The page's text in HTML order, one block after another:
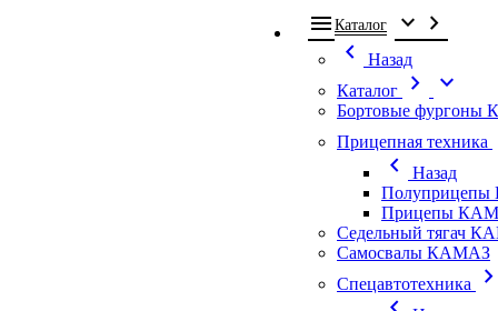
menu Каталог expand_more chevron_right
chevron_left
Назад
Каталог
chevron_right expand_more
Бортовые
Прицепная техника
chevron_left
Назад
Прицепы
Седельный тягач
Самосвалы КАМАЗ
Спецавтотехника
chevron_right